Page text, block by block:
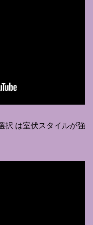
択 は室伏スタイルが強